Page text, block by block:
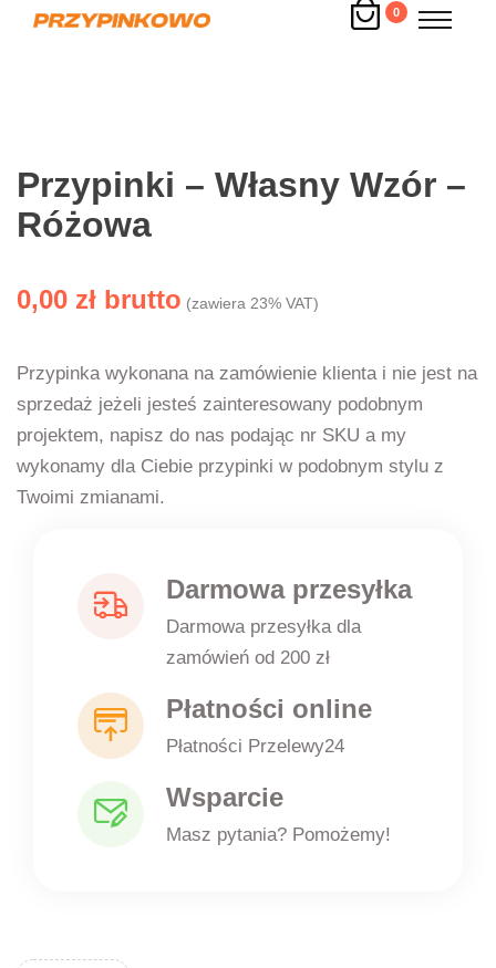
0
Przypinki – Własny Wzór –
Różowa
0,00 zł (zawiera 23% VAT)
Przypinka wykonana na zamówienie klienta i nie jest na
sprzedaż jeżeli jesteś zainteresowany podobnym
projektem, napisz do nas podając nr SKU a my
wykonamy dla Ciebie przypinki w podobnym stylu z
Twoimi zmianami.
Darmowa przesyłka
Darmowa przesyłka dla
zamówień od 200 zł
Płatności online
Płatności Przelewy24
Wsparcie
Masz pytania? Pomożemy!